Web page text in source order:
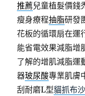
推薦兒童植髮價錢
瘦身療程抽脂研發
花板的循環扇在運
能省電效果減脂增
了解的增肌減脂運
器玻尿酸專業肌膚
刮耐磨L型貓抓布